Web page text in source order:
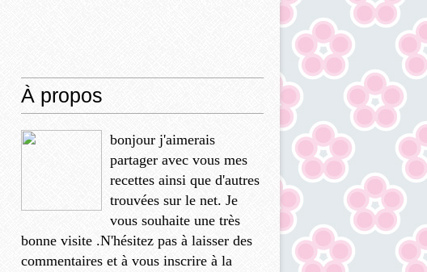
À propos
bonjour j'aimerais
partager avec vous mes
recettes ainsi que d'autres
trouvées sur le net. Je
vous souhaite une très
bonne visite .N'hésitez pas à laisser des
commentaires et à vous inscrire à la